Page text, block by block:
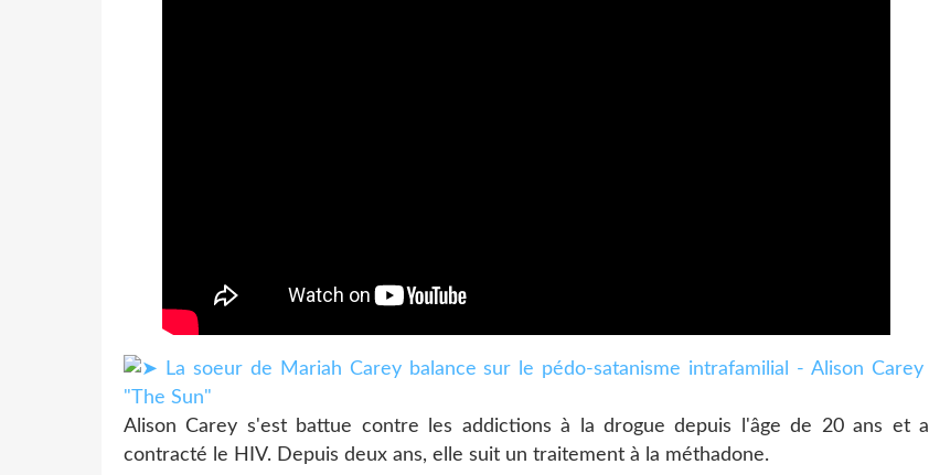
Alison Carey s'est battue contre les addictions à la drogue depuis l'âge de 20 ans et a
contracté le HIV. Depuis deux ans, elle suit un traitement à la méthadone.